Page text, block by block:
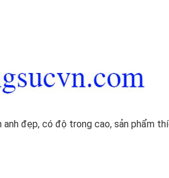
đẹp, có độ trong cao, sản phẩm